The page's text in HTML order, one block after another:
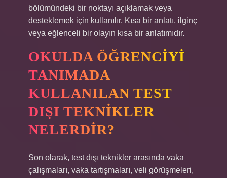
bölümündeki bir noktayı açıklamak veya
desteklemek için kullanılır. Kısa bir anlatı, ilginç
veya eğlenceli bir olayın kısa bir anlatımıdır.
OKULDA ÖĞRENCIYI
TANIMADA
KULLANILAN TEST
DIŞI TEKNIKLER
NELERDIR?
Son olarak, test dışı teknikler arasında vaka
çalışmaları, vaka tartışmaları, veli görüşmeleri,